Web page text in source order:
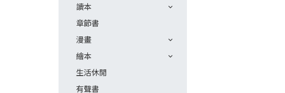
讀本
章節書
漫畫
繪本
生活休閒
有聲書